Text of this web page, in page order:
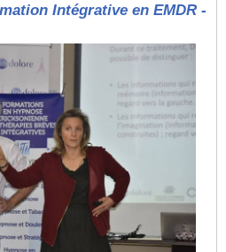
Intégrative en EMDR -